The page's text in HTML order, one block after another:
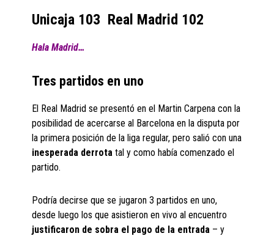
Unicaja 103 Real Madrid 102
Hala Madrid…
Tres partidos en uno
El Real Madrid se presentó en el Martin Carpena con la
posibilidad de acercarse al Barcelona en la disputa por
la primera posición de la liga regular, pero salió con una
inesperada derrota tal y como había comenzado el
partido.
Podría decirse que se jugaron 3 partidos en uno,
desde luego los que asistieron en vivo al encuentro
justificaron de sobra el pago de la entrada – y